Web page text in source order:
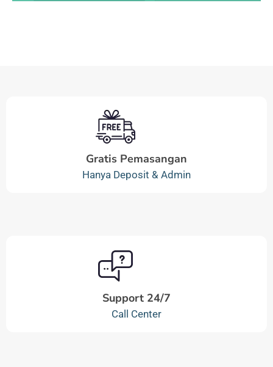
Gratis Pemasangan
Hanya Deposit & Admin
Support 24/7
Call Center